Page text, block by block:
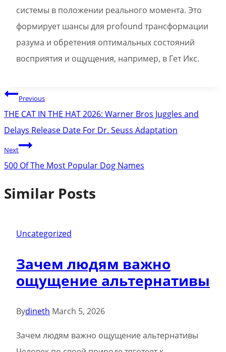
системы в положении реального момента. Это
формирует шансы для profound трансформации
разума и обретения оптимальных состояний
восприятия и ощущения, например, в Гет Икс.
Post
navigation
Previous
THE CAT IN THE HAT 2026: Warner Bros Juggles and
Delays Release Date For Dr. Seuss Adaptation
Next
500 Of The Most Popular Dog Names
Similar Posts
Uncategorized
Зачем людям важно
ощущение альтернативы
Bydineth March 5, 2026
Зачем людям важно ощущение альтернативы